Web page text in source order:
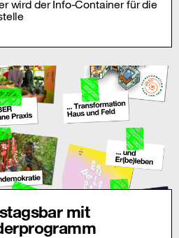
wird der Info-Container für die
mit